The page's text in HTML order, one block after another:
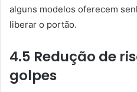
alguns modelos oferecem
liberar o portão.
4.5 Redução de
golpes